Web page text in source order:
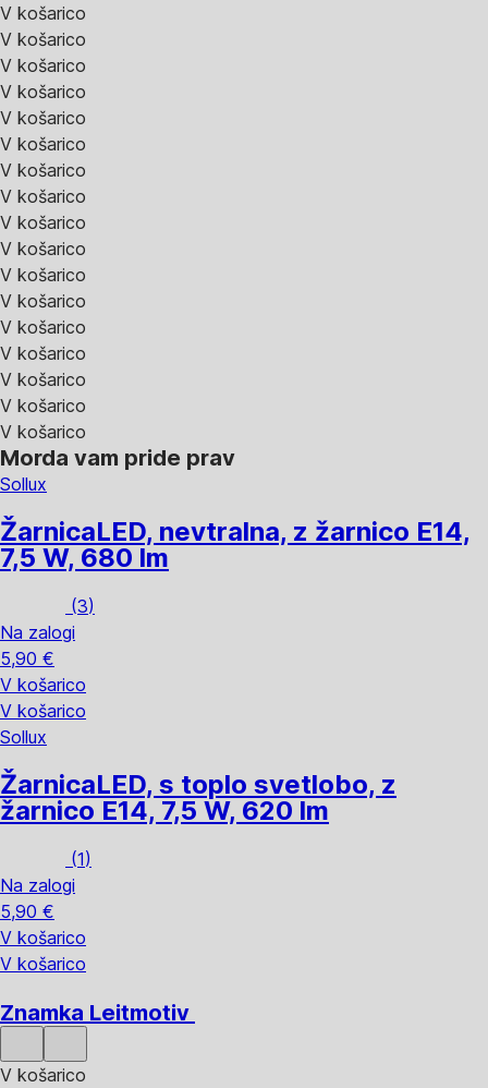
V košarico
V košarico
V košarico
V košarico
V košarico
V košarico
V košarico
V košarico
V košarico
V košarico
V košarico
V košarico
V košarico
V košarico
V košarico
V košarico
V košarico
Morda vam pride prav
Sollux
ŽarnicaLED, nevtralna, z žarnico E14,
7,5 W, 680 lm
(3)
Na zalogi
5,90 €
V košarico
V košarico
Sollux
ŽarnicaLED, s toplo svetlobo, z
žarnico E14, 7,5 W, 620 lm
(1)
Na zalogi
5,90 €
V košarico
V košarico
Znamka Leitmotiv
V košarico